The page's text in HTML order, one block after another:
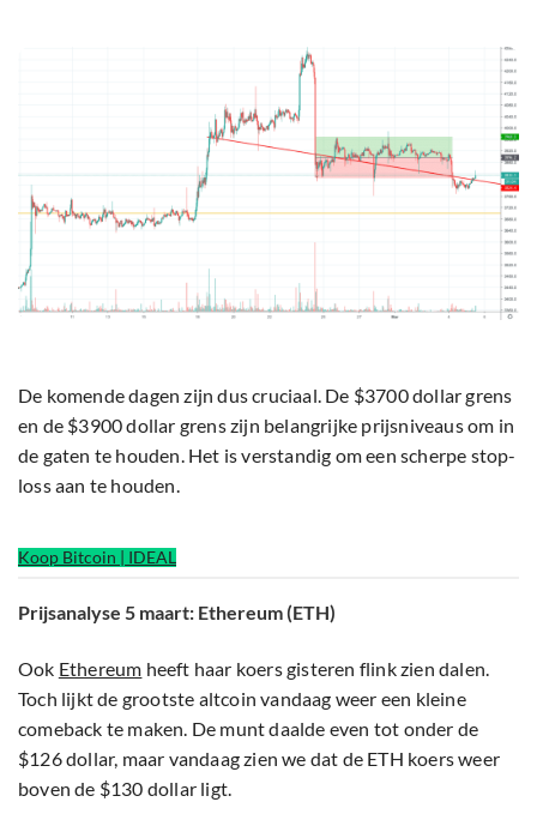
De komende dagen zijn dus cruciaal. De $3700 dollar grens
en de $3900 dollar grens zijn belangrijke prijsniveaus om in
de gaten te houden. Het is verstandig om een scherpe stop-
loss aan te houden.
Koop Bitcoin | IDEAL
Prijsanalyse 5 maart: Ethereum (ETH)
Ook Ethereum heeft haar koers gisteren flink zien dalen.
Toch lijkt de grootste altcoin vandaag weer een kleine
comeback te maken. De munt daalde even tot onder de
$126 dollar, maar vandaag zien we dat de ETH koers weer
boven de $130 dollar ligt.